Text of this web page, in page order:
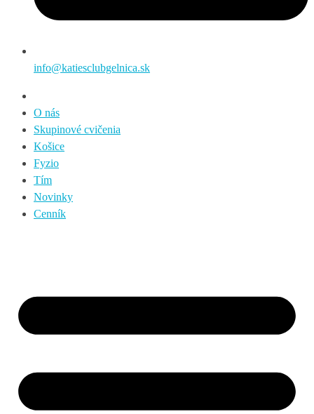
info@katiesclubgelnica.sk
O nás
Skupinové cvičenia
Košice
Fyzio
Tím
Novinky
Cenník